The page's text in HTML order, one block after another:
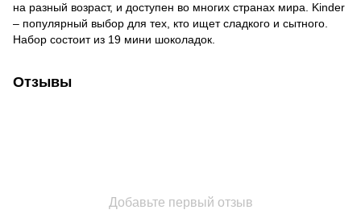
на разный возраст, и доступен во многих странах мира. Kinder
– популярный выбор для тех, кто ищет сладкого и сытного.
Набор состоит из 19 мини шоколадок.
Отзывы
Добавьте первый отзыв